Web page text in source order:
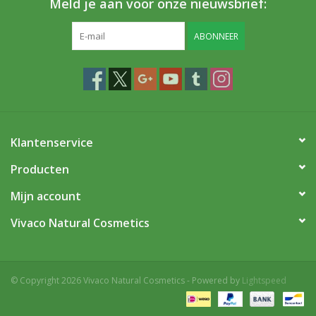
Meld je aan voor onze nieuwsbrief:
ABONNEER
Klantenservice
Producten
Mijn account
Vivaco Natural Cosmetics
© Copyright 2026 Vivaco Natural Cosmetics - Powered by Lightspeed